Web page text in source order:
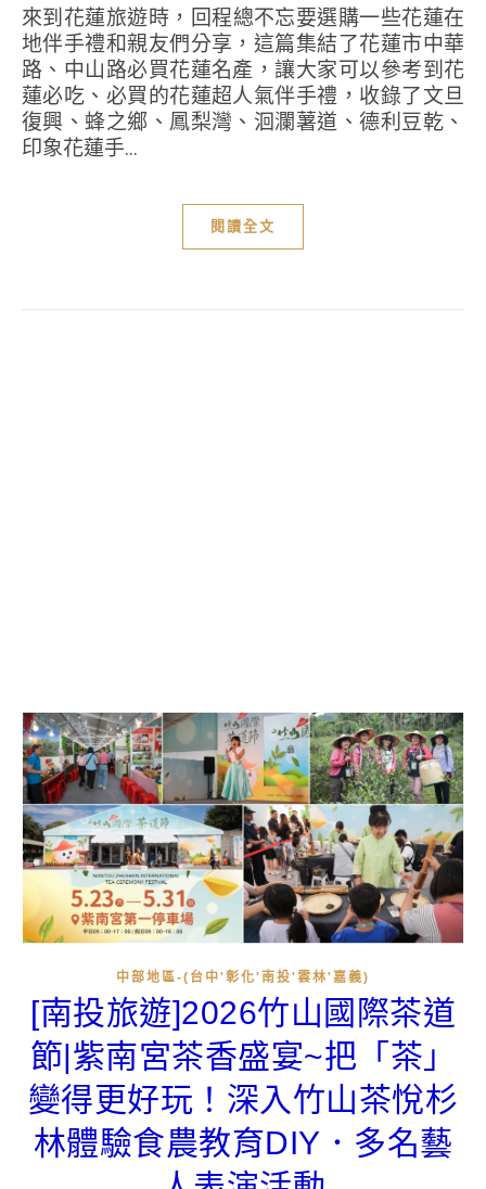
來到花蓮旅遊時，回程總不忘要選購一些花蓮在
地伴手禮和親友們分享，這篇集結了花蓮市中華
路、中山路必買花蓮名產，讓大家可以參考到花
蓮必吃、必買的花蓮超人氣伴手禮，收錄了文旦
復興、蜂之鄉、鳳梨灣、洄瀾薯道、德利豆乾、
印象花蓮手...
閱讀全文
中部地區-(台中'彰化'南投'雲林'嘉義)
[南投旅遊]2026竹山國際茶道
節|紫南宮茶香盛宴~把「茶」
變得更好玩！深入竹山茶悅杉
林體驗食農教育DIY．多名藝